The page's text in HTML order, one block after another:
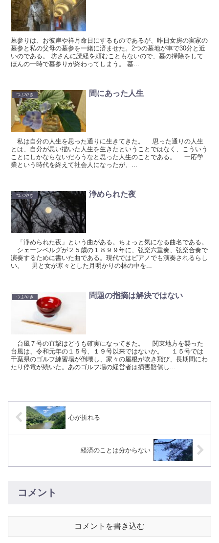
墓参りは、お彼岸や祥月命日にするものであるが、昨日女房の実家の
墓参と私の父母の墓参を一緒に済ませた。2つの墓地が車で30分と近
いのである。 坊さんに読経を頼むこともないので、墓の掃除をして
ほんの一時で墓参りが終わってしまう。 墓...
つぶやき 間にあった人生
私は自分の人生を思った通りに生きてきた。 思った通りの人生
とは、自分が思い描いた人生を生きたということではなく、こういう
ことにしかならないだろうなと思った人生のことである。 一応学
業という時代を終えて社会人になったが、...
つぶやき 浄められた夜
「浄められた夜」という曲がある。ちょっと気になる曲名である。
シェーンベルグが２５歳の１８９９年に、弦楽六重奏、弦楽合奏で
演奏するために書いた曲である。現代ではピアノでも演奏されるらし
い。 男と女が寒々とした月明かりの林の中を...
つぶやき 問題の指摘は解決ではない
台風７号の直撃はどうも確実になってきた。 関東地方を襲った
台風は、令和元年の１５号、１９号以来ではないか。 １５号では
千葉県のゴルフ練習場が倒壊し、家々の屋根が吹き飛び、長期間にわ
たり停電が続いた。あのゴルフ場の経営者は損害賠償し...
心が折れる
経済のことは分からない
コメント
コメントを書き込む